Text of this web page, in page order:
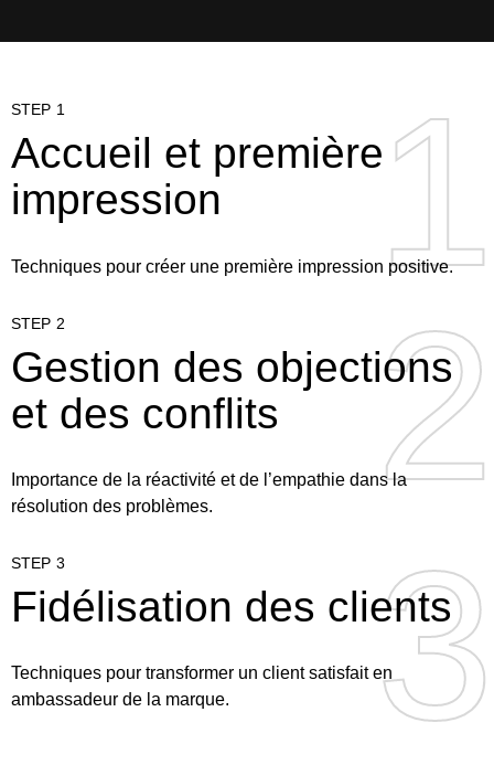
1
1
STEP 1
Accueil et première
impression
Techniques pour créer une première impression positive.
2
2
STEP 2
Gestion des objections
et des conflits
Importance de la réactivité et de l’empathie dans la
résolution des problèmes.
3
3
STEP 3
Fidélisation des clients
Techniques pour transformer un client satisfait en
ambassadeur de la marque.